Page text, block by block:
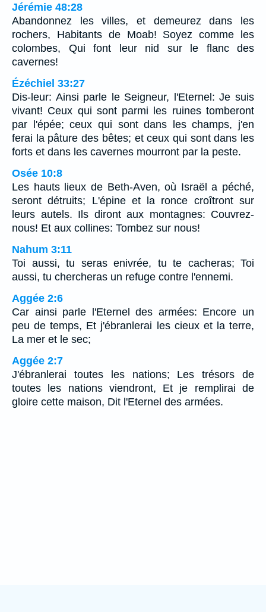
Jérémie 48:28
Abandonnez les villes, et demeurez dans les
rochers, Habitants de Moab! Soyez comme les
colombes, Qui font leur nid sur le flanc des
cavernes!
Ézéchiel 33:27
Dis-leur: Ainsi parle le Seigneur, l'Eternel: Je suis
vivant! Ceux qui sont parmi les ruines tomberont
par l'épée; ceux qui sont dans les champs, j'en
ferai la pâture des bêtes; et ceux qui sont dans les
forts et dans les cavernes mourront par la peste.
Osée 10:8
Les hauts lieux de Beth-Aven, où Israël a péché,
seront détruits; L'épine et la ronce croîtront sur
leurs autels. Ils diront aux montagnes: Couvrez-
nous! Et aux collines: Tombez sur nous!
Nahum 3:11
Toi aussi, tu seras enivrée, tu te cacheras; Toi
aussi, tu chercheras un refuge contre l'ennemi.
Aggée 2:6
Car ainsi parle l'Eternel des armées: Encore un
peu de temps, Et j'ébranlerai les cieux et la terre,
La mer et le sec;
Aggée 2:7
J'ébranlerai toutes les nations; Les trésors de
toutes les nations viendront, Et je remplirai de
gloire cette maison, Dit l'Eternel des armées.